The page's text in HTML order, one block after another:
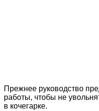
Прежнее руководство
работы, чтобы не
в кочегарке.